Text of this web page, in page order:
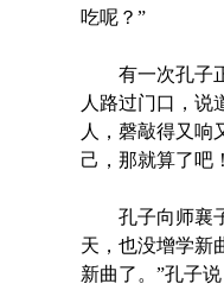
吃呢？”
有一次孔子正
人路过门口，说
人，磬敲得又响
己，那就算了吧
孔子向师襄子
天，也没增学新
新曲了。”孔子